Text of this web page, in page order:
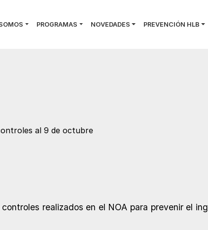
PROGRAMAS NOVEDADES PREVENCIÓN HLB
al 9 de octubre
realizados en el NOA para prevenir el